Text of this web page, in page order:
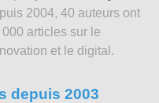
2004, 40 auteurs ont
articles sur le
et le digital.
depuis 2003